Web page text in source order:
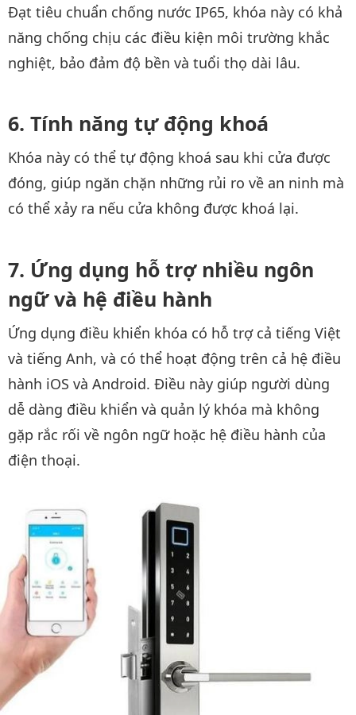
Đạt tiêu chuẩn chống nước IP65, khóa này có khả
năng chống chịu các điều kiện môi trường khắc
nghiệt, bảo đảm độ bền và tuổi thọ dài lâu.
Tính năng tự động khoá
Khóa này có thể tự động khoá sau khi cửa được
đóng, giúp ngăn chặn những rủi ro về an ninh mà
có thể xảy ra nếu cửa không được khoá lại.
Ứng dụng hỗ trợ nhiều ngôn
ngữ và hệ điều hành
Ứng dụng điều khiển khóa có hỗ trợ cả tiếng Việt
và tiếng Anh, và có thể hoạt động trên cả hệ điều
hành iOS và Android. Điều này giúp người dùng
dễ dàng điều khiển và quản lý khóa mà không
gặp rắc rối về ngôn ngữ hoặc hệ điều hành của
điện thoại.